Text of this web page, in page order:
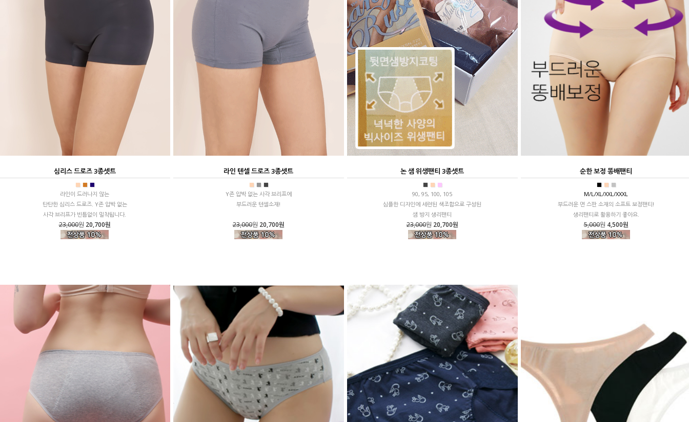
심리스 드로즈 3종셋트
■ ■ ■
라인이 드러나지 않는
탄탄한 심리스 드로즈. Y존 압박 없는
사각 브리프가 빈틈없이 밀착됩니다.
23,000원 20,700원
라인 텐셀 드로즈 3종셋트
■ ■ ■
Y존 압박 없는 사각 브리프에
부드러운 텐셀소재!
23,000원 20,700원
논 샘 위생팬티 3종셋트
■ ■ ■
90, 95, 100, 105
심플한 디자인에 세련된 색조합으로 구성된
샘 방지 생리팬티
23,000원 20,700원
순한 보정 똥배팬티
■ ■ ■
M/L/XL/XXL/XXXL
부드러운 면 스판 소재의 소프트 보정팬티!
생리팬티로 활용하기 좋아요.
5,000원 4,500원